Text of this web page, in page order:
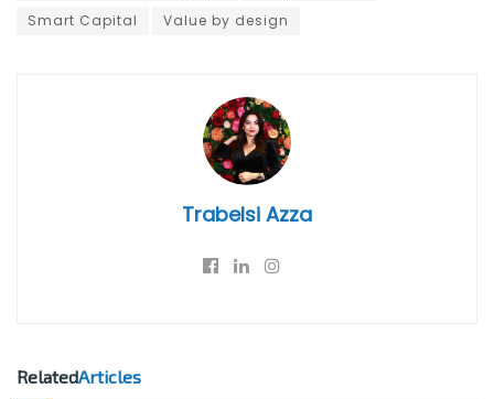
Smart Capital
Value by design
Trabelsi Azza
RelatedArticles